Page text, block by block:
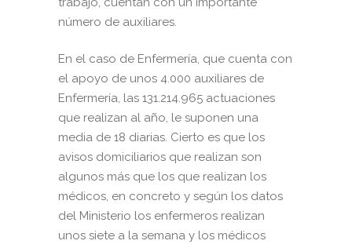
número de auxiliares.
En el caso de Enfermería, que cuenta con
el apoyo de unos 4.000 auxiliares de
Enfermería, las 131.214.965 actuaciones
que realizan al año, le suponen una
media de 18 diarias. Cierto es que los
avisos domiciliarios que realizan son
algunos más que los que realizan los
médicos, en concreto y según los datos
del Ministerio los enfermeros realizan
unos siete a la semana y los médicos